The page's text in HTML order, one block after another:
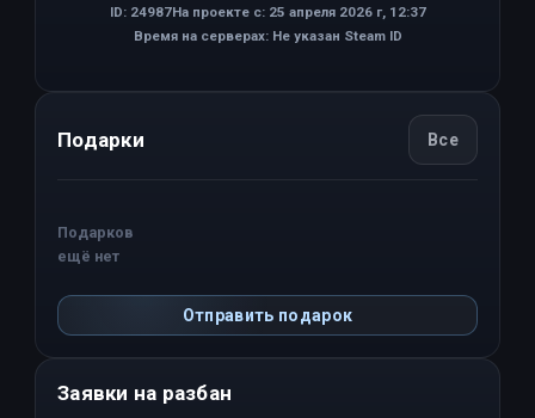
ID: 24987На проекте с: 25 апреля 2026 г, 12:37
Время на серверах: Не указан Steam ID
Подарки Все
Подарков
ещё нет
Отправить подарок
Заявки на разбан